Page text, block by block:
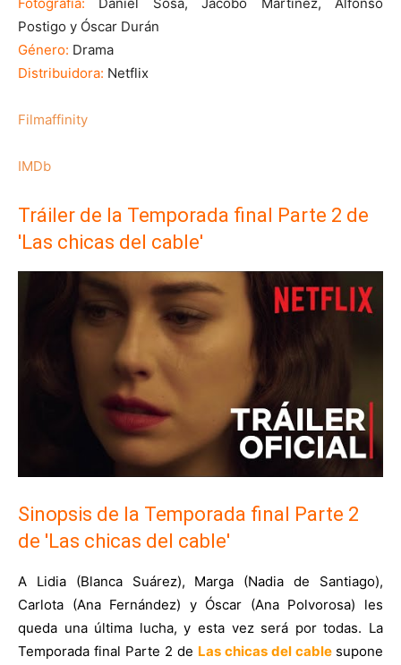
Fotografía: Daniel Sosa, Jacobo Martínez, Alfonso
Postigo y Óscar Durán
Género: Drama
Distribuidora: Netflix
Filmaffinity
IMDb
Tráiler de la Temporada final Parte 2 de
'Las chicas del cable'
Sinopsis de la Temporada final Parte 2
de 'Las chicas del cable'
A Lidia (Blanca Suárez), Marga (Nadia de Santiago),
Carlota (Ana Fernández) y Óscar (Ana Polvorosa) les
queda una última lucha, y esta vez será por todas. La
Temporada final Parte 2 de Las chicas del cable supone